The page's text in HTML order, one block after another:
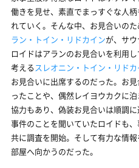
働きを見せ、素直でまっすぐな人
れていく。そんな中、お見合いの
ラン・トイン・リドカインが、サ
ロイドはアランのお見合いを利用
考える スレオニン・トイン・リドカ
お見合いに出席するのだった。お
ったことや、偶然レイヨウカクに
協力もあり、偽装お見合いは順調に
事件のことを聞いていたロイドも
共に調査を開始。そして有力な情
部屋へ向かうのだった。